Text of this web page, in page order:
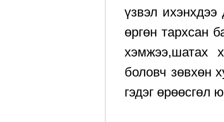
үзвэл ихэнхдээ
өргөн тархсан
хэмжээ,шатах
боловч зөвхөн
гэдэг өрөөсгөл